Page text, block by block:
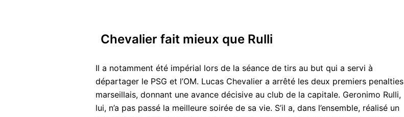
Chevalier fait mieux que Rulli
Il a notamment été impérial lors de la séance de tirs au but qui a servi à
départager le PSG et l’OM. Lucas Chevalier a arrêté les deux premiers penalties
marseillais, donnant une avance décisive au club de la capitale. Geronimo Rulli,
lui, n’a pas passé la meilleure soirée de sa vie. S’il a, dans l’ensemble, réalisé un